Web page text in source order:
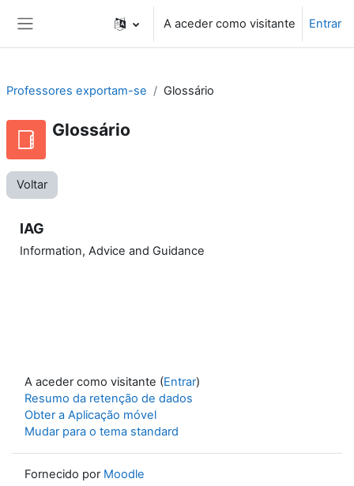
A aceder como visitante Entrar
Professores exportam-se Glossário
Glossário
Voltar
IAG
Information, Advice and Guidance
A aceder como visitante (Entrar)
Resumo da retenção de dados
Obter a Aplicação móvel
Mudar para o tema standard
Fornecido por Moodle